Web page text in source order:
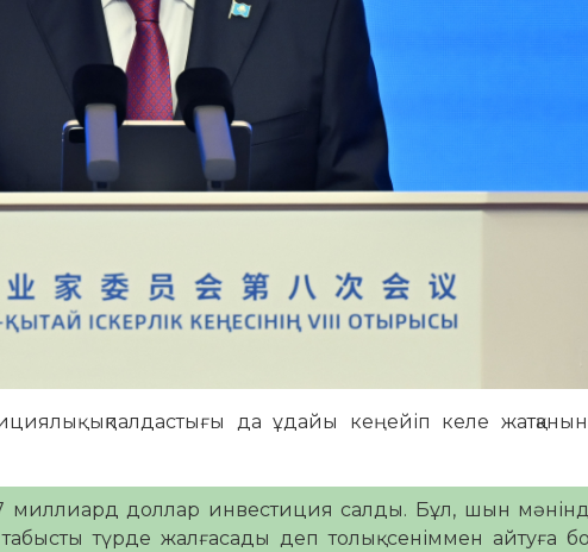
ықпалдастығы да ұдайы кеңейіп келе
миллиард доллар инвестиция салды. Бұл, шын
түрде жалғасады деп толық сеніммен айтуға